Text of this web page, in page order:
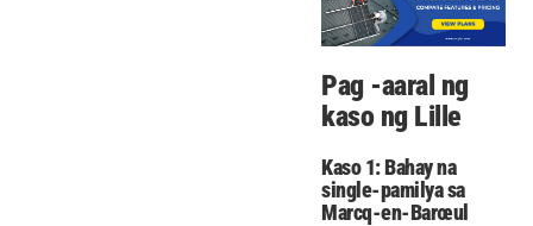
Pag -aaral ng
kaso ng Lille
Kaso 1: Bahay na
single-pamilya sa
Marcq-en-Barœul